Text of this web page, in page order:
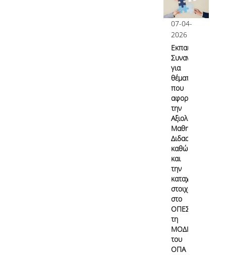
07-04-
2026
Εκπαιδευτικές
Συναντήσεις
για
θέματα
που
αφορούν
την
Αξιολόγηση
Μαθημάτων/
Διδασκαλίας
καθώς
και
την
καταχώρηση
στοιχείων
στο
ΟΠΕΣΠ από
τη
ΜΟΔΙΠ
του
ΟΠΑ